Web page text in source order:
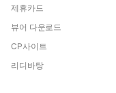
제휴카드
뷰어 다운로드
CP사이트
리디바탕